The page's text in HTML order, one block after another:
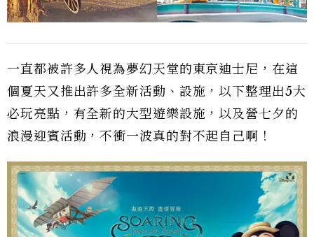
一直都被許多人視為夢幻天堂的東京迪士尼，在這
個夏天又推出許多全新活動、設施，以下整理出5大
必玩亮點，有全新的大型遊樂設施，以及營七夕的
浪漫迎賓活動，不衝一波真的對不起自己啊！